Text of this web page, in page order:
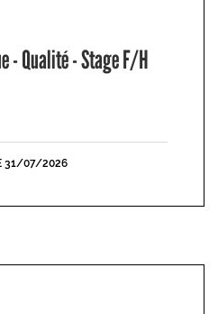
- Qualité - Stage F/H
31/07/2026